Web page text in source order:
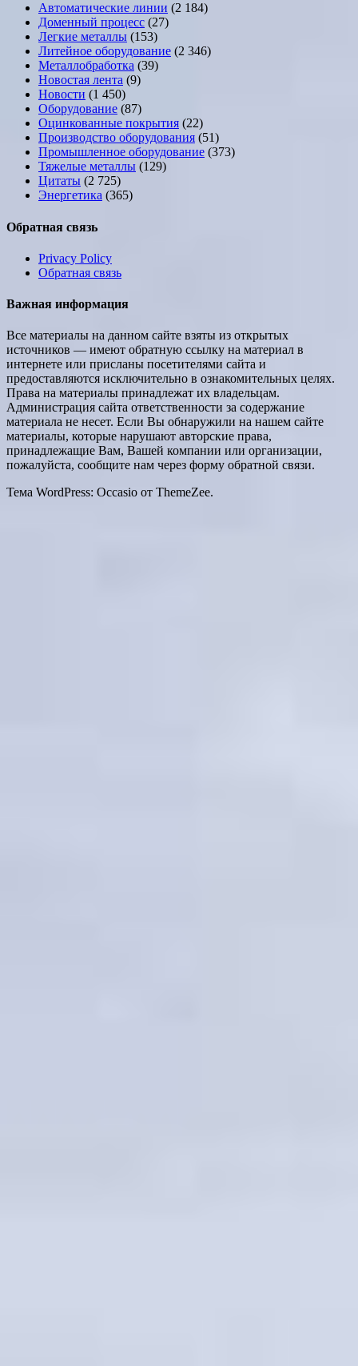
Автоматические линии (2 184)
Доменный процесс (27)
Легкие металлы (153)
Литейное оборудование (2 346)
Металлобработка (39)
Новостая лента (9)
Новости (1 450)
Оборудование (87)
Оцинкованные покрытия (22)
Производство оборудования (51)
Промышленное оборудование (373)
Тяжелые металлы (129)
Цитаты (2 725)
Энергетика (365)
Обратная связь
Privacy Policy
Обратная связь
Важная информация
Все материалы на данном сайте взяты из открытых
источников — имеют обратную ссылку на материал в
интернете или присланы посетителями сайта и
предоставляются исключительно в ознакомительных целях.
Права на материалы принадлежат их владельцам.
Администрация сайта ответственности за содержание
материала не несет. Если Вы обнаружили на нашем сайте
материалы, которые нарушают авторские права,
принадлежащие Вам, Вашей компании или организации,
пожалуйста, сообщите нам через форму обратной связи.
Тема WordPress: Occasio от ThemeZee.